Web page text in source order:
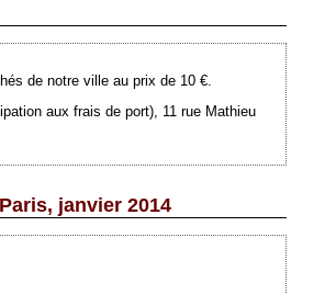
de notre ville au prix de 10 €.
aux frais de port), 11 rue Mathieu
janvier 2014